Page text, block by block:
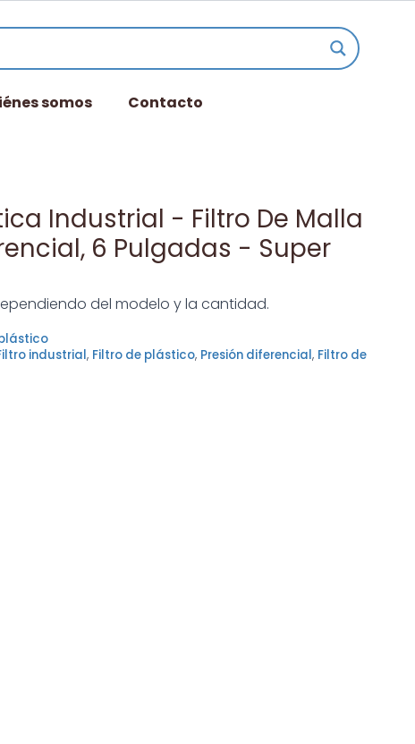
somos Contacto
Industrial - Filtro De Malla
6 Pulgadas - Super
del modelo y la cantidad.
industrial, Filtro de plástico, Presión diferencial, Filtro de